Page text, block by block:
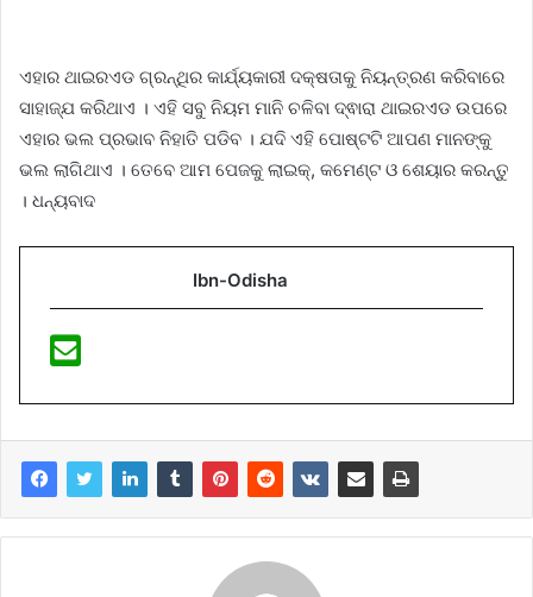
ଏହାର ଥାଇରଏଡ ଗ୍ରନ୍ଥିର କାର୍ଯ୍ୟକାରୀ ଦକ୍ଷତାକୁ ନିୟନ୍ତ୍ରଣ କରିବାରେ
ସାହାଜ୍ଯ କରିଥାଏ । ଏହି ସବୁ ନିୟମ ମାନି ଚଳିବା ଦ୍ଵାରା ଥାଇରଏଡ ଉପରେ
ଏହାର ଭଲ ପ୍ରଭାବ ନିହାତି ପଡିବ । ଯଦି ଏହି ପୋଷ୍ଟଟି ଆପଣ ମାନଙ୍କୁ
ଭଲ ଲାଗିଥାଏ । ତେବେ ଆମ ପେଜକୁ ଲାଇକ୍, କମେଣ୍ଟ ଓ ଶେୟାର କରନ୍ତୁ
। ଧନ୍ୟବାଦ
Ibn-Odisha